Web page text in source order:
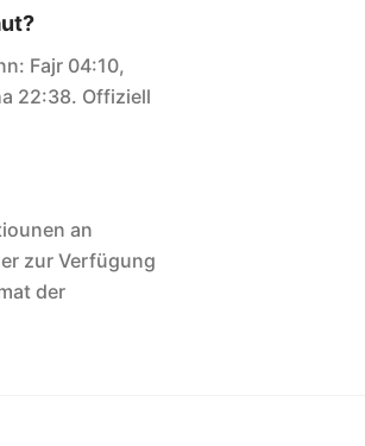
Fajr 04:10,
22:38. Offiziell
an
zur Verfügung
der